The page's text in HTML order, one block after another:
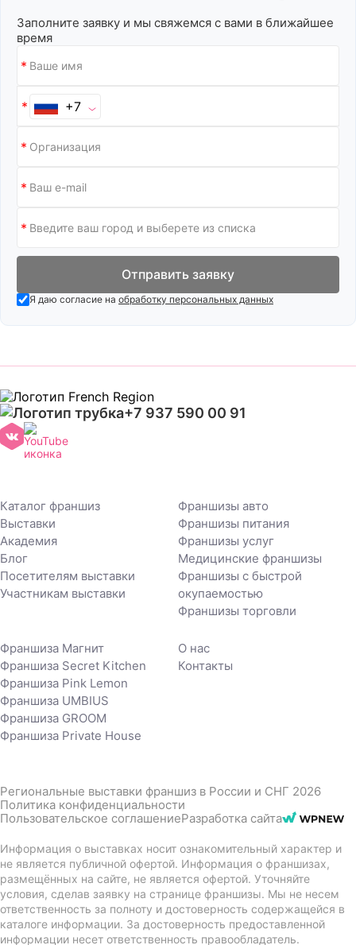
Заполните заявку и мы свяжемся с вами в ближайшее
время
+7
Отправить заявку
Я даю согласие на обработку персональных данных
+7 937 590 00 91
Каталог франшиз
Выставки
Академия
Блог
Посетителям выставки
Участникам выставки
Франшизы авто
Франшизы питания
Франшизы услуг
Медицинские франшизы
Франшизы с быстрой
окупаемостью
Франшизы торговли
Франшиза Магнит
Франшиза Secret Kitchen
Франшиза Pink Lemon
Франшиза UMBIUS
Франшиза GROOM
Франшиза Private House
О нас
Контакты
Региональные выставки франшиз в России и СНГ 2026
Политика конфиденциальности
Пользовательское соглашениеРазработка сайта
Информация о выставках носит ознакомительный характер и
не является публичной офертой. Информация о франшизах,
размещённых на сайте, не является офертой. Уточняйте
условия, сделав заявку на странице франшизы. Мы не несем
ответственность за полноту и достоверность содержащейся в
каталоге информации. За достоверность предоставленной
информации несет ответственность правообладатель.